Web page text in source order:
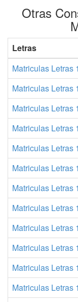
Otras
Letras
Matriculas Letras
Matriculas Letras
Matriculas Letras
Matriculas Letras
Matriculas Letras
Matriculas Letras
Matriculas Letras
Matriculas Letras
Matriculas Letras
Matriculas Letras
Matriculas Letras
Matriculas Letras